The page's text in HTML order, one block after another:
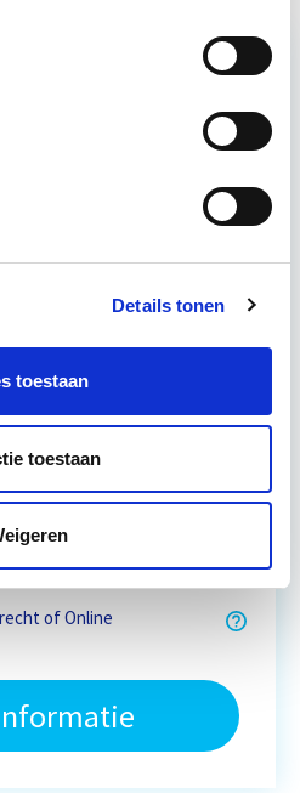
Details tonen
toestaan
toestaan
& Bouwrecht
voorkomt én hoe je (helaas
of Online